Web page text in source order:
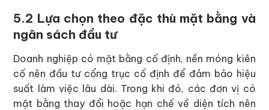
5.2 Lựa chọn theo đặc thù mặt bằng và
ngân sách đầu tư
Doanh nghiệp có mặt bằng cố định, nền móng kiên
cố nên đầu tư cổng trục cố định để đảm bảo hiệu
suất làm việc lâu dài. Trong khi đó, các đơn vị có
mặt bằng thay đổi hoặc hạn chế về diện tích nên